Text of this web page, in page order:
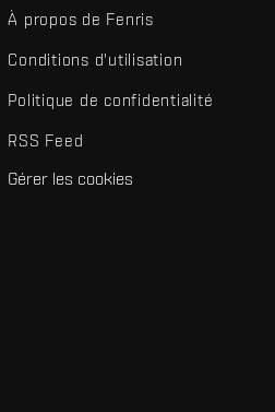
À propos de Fenris
Conditions d'utilisation
Politique de confidentialité
RSS Feed
Gérer les cookies